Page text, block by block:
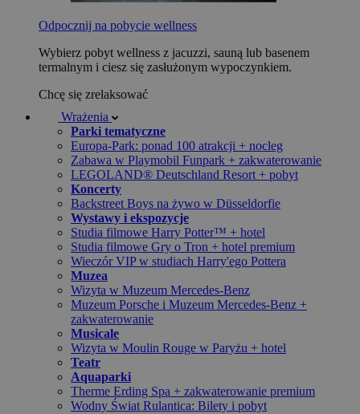
Odpocznij na pobycie wellness
Wybierz pobyt wellness z jacuzzi, sauną lub basenem
termalnym i ciesz się zasłużonym wypoczynkiem.
Chcę się zrelaksować
Wrażenia
Parki tematyczne
Europa-Park: ponad 100 atrakcji + nocleg
Zabawa w Playmobil Funpark + zakwaterowanie
LEGOLAND® Deutschland Resort + pobyt
Koncerty
Backstreet Boys na żywo w Düsseldorfie
Wystawy i ekspozycje
Studia filmowe Harry Potter™ + hotel
Studia filmowe Gry o Tron + hotel premium
Wieczór VIP w studiach Harry'ego Pottera
Muzea
Wizyta w Muzeum Mercedes-Benz
Muzeum Porsche i Muzeum Mercedes-Benz +
zakwaterowanie
Musicale
Wizyta w Moulin Rouge w Paryżu + hotel
Teatr
Aquaparki
Therme Erding Spa + zakwaterowanie premium
Wodny Świat Rulantica: Bilety i pobyt